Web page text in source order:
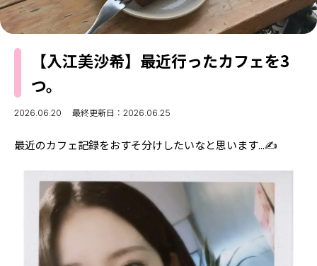
おでかけ
お悩み相談
TikTok
Instagram
YouTube
FORTUNE
ゲッターズ飯田
MISS SEVENTEEN
ミスセブンティーンニュース
MAGAZINE
バックナンバー
INFORMATION
Seventeen
について
【入江美沙希】最近行ったカフェを3
つ。
2026.06.20 最終更新日：2026.06.25
最近のカフェ記録をおすそ分けしたいなと思います...✍